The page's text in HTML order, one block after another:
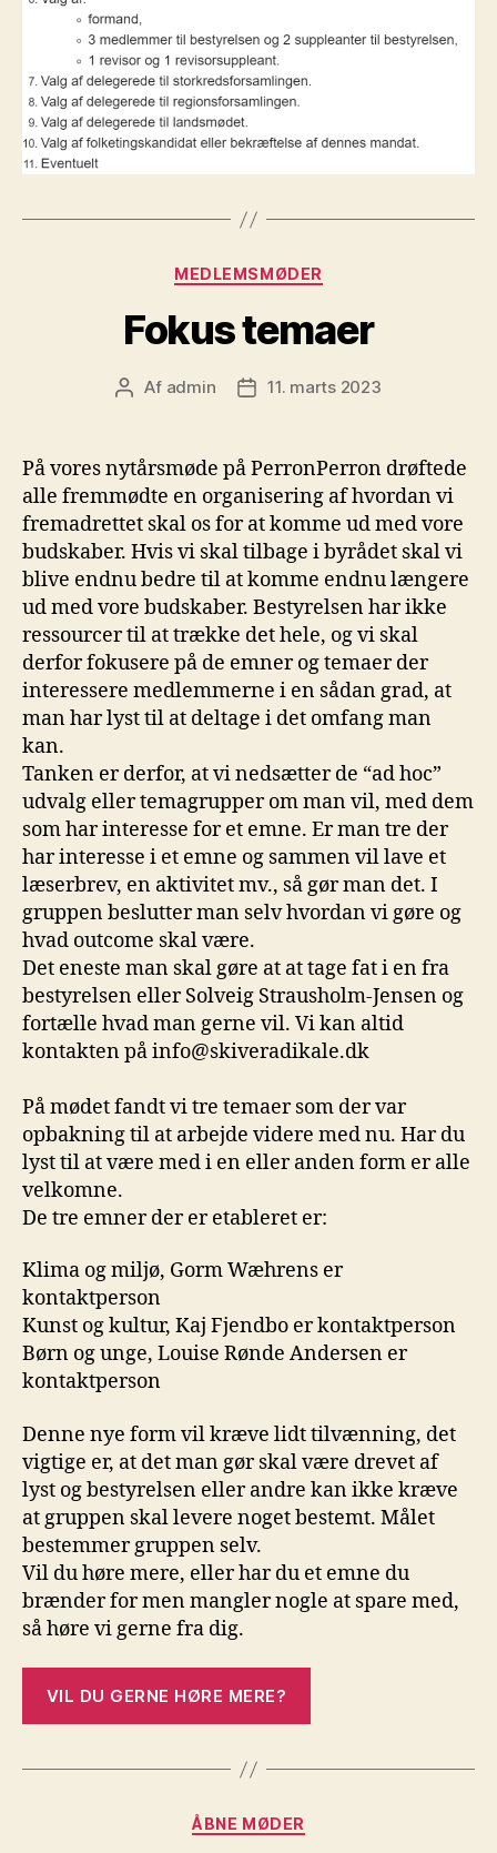
Kategorier
MEDLEMSMØDER
Fokus temaer
Indlægsforfatter
Af admin Indlægsdato
11. marts 2023
På vores nytårsmøde på PerronPerron drøftede
alle fremmødte en organisering af hvordan vi
fremadrettet skal os for at komme ud med vore
budskaber. Hvis vi skal tilbage i byrådet skal vi
blive endnu bedre til at komme endnu længere
ud med vore budskaber. Bestyrelsen har ikke
ressourcer til at trække det hele, og vi skal
derfor fokusere på de emner og temaer der
interessere medlemmerne i en sådan grad, at
man har lyst til at deltage i det omfang man
kan.
Tanken er derfor, at vi nedsætter de “ad hoc”
udvalg eller temagrupper om man vil, med dem
som har interesse for et emne. Er man tre der
har interesse i et emne og sammen vil lave et
læserbrev, en aktivitet mv., så gør man det. I
gruppen beslutter man selv hvordan vi gøre og
hvad outcome skal være.
Det eneste man skal gøre at at tage fat i en fra
bestyrelsen eller Solveig Strausholm-Jensen og
fortælle hvad man gerne vil. Vi kan altid
kontakten på info@skiveradikale.dk
På mødet fandt vi tre temaer som der var
opbakning til at arbejde videre med nu. Har du
lyst til at være med i en eller anden form er alle
velkomne.
De tre emner der er etableret er:
Klima og miljø, Gorm Wæhrens er
kontaktperson
Kunst og kultur, Kaj Fjendbo er kontaktperson
Børn og unge, Louise Rønde Andersen er
kontaktperson
Denne nye form vil kræve lidt tilvænning, det
vigtige er, at det man gør skal være drevet af
lyst og bestyrelsen eller andre kan ikke kræve
at gruppen skal levere noget bestemt. Målet
bestemmer gruppen selv.
Vil du høre mere, eller har du et emne du
brænder for men mangler nogle at spare med,
så høre vi gerne fra dig.
VIL DU GERNE HØRE MERE?
Kategorier
ÅBNE MØDER